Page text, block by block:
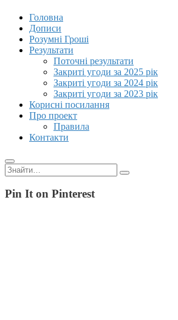
Головна
Дописи
Розумні Гроші
Результати
Поточні результати
Закриті угоди за 2025 рік
Закриті угоди за 2024 рік
Закриті угоди за 2023 рік
Корисні посилання
Про проект
Правила
Контакти
Пошук:
Pin It on Pinterest